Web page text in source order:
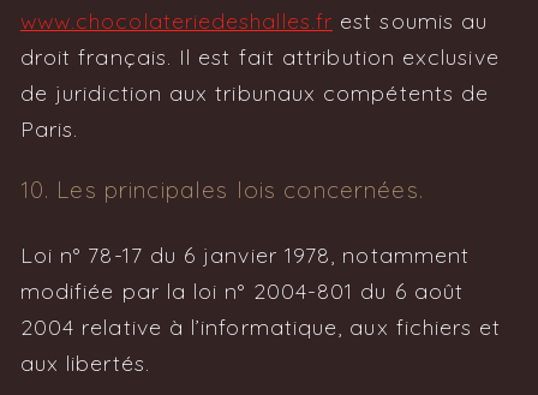
www.chocolateriedeshalles.fr est soumis au
droit français. Il est fait attribution exclusive
de juridiction aux tribunaux compétents de
Paris.
10. Les principales lois concernées.
Loi n° 78-17 du 6 janvier 1978, notamment
modifiée par la loi n° 2004-801 du 6 août
2004 relative à l’informatique, aux fichiers et
aux libertés.